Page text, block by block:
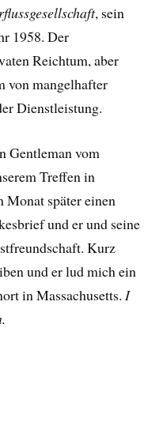
, sein
1958. Der
Reichtum, aber
von mangelhafter
Dienstleistung.
Gentleman vom
Treffen in
Monat später einen
und er und seine
Kurz
und er lud mich ein
in Massachusetts. I